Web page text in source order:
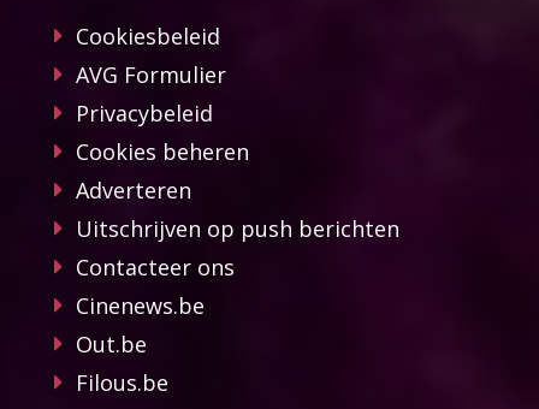
Cookiesbeleid
AVG Formulier
Privacybeleid
Cookies beheren
Adverteren
Uitschrijven op push berichten
Contacteer ons
Cinenews.be
Out.be
Filous.be